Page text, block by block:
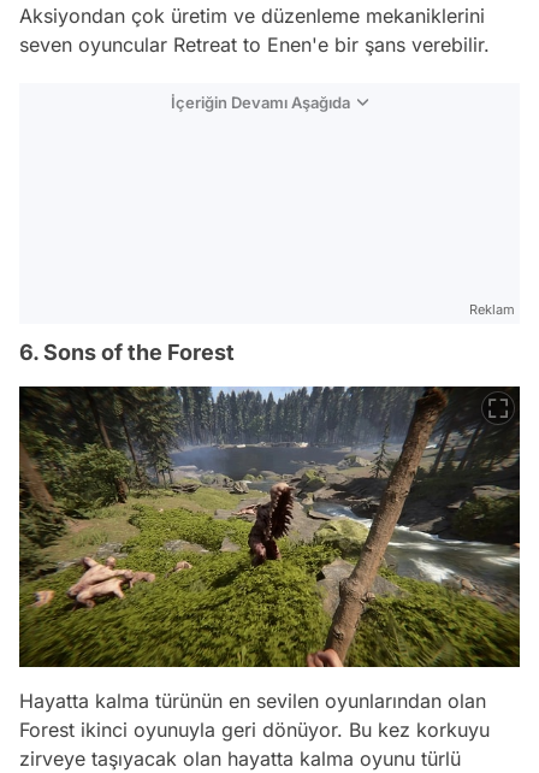
Aksiyondan çok üretim ve düzenleme mekaniklerini
seven oyuncular Retreat to Enen'e bir şans verebilir.
İçeriğin Devamı Aşağıda
Reklam
6. Sons of the Forest
Hayatta kalma türünün en sevilen oyunlarından olan
Forest ikinci oyunuyla geri dönüyor. Bu kez korkuyu
zirveye taşıyacak olan hayatta kalma oyunu türlü